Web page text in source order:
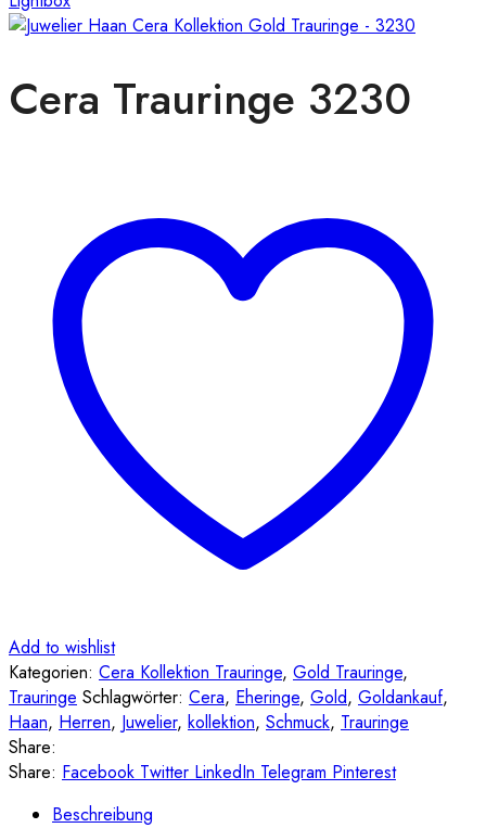
Cera Trauringe 3230
Add to wishlist
Kategorien: Cera Kollektion Trauringe, Gold Trauringe,
Trauringe Schlagwörter: Cera, Eheringe, Gold, Goldankauf,
Haan, Herren, Juwelier, kollektion, Schmuck, Trauringe
Share:
Share: Facebook Twitter LinkedIn Telegram Pinterest
Beschreibung